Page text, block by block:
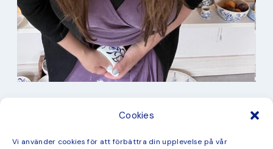
Cookies
Vi använder cookies för att förbättra din upplevelse på vår
Kurser